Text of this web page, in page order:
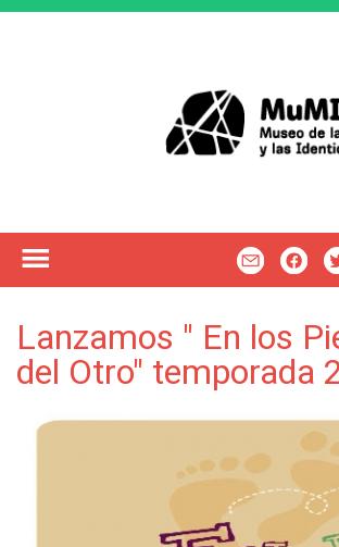
Lanzamos " En los
del Otro" temporada